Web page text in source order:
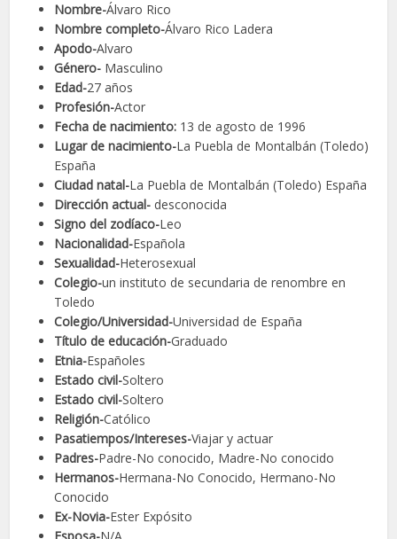
Nombre-Álvaro Rico
Nombre completo-Álvaro Rico Ladera
Apodo-Alvaro
Género- Masculino
Edad-27 años
Profesión-Actor
Fecha de nacimiento: 13 de agosto de 1996
Lugar de nacimiento-La Puebla de Montalbán (Toledo)
España
Ciudad natal-La Puebla de Montalbán (Toledo) España
Dirección actual- desconocida
Signo del zodíaco-Leo
Nacionalidad-Española
Sexualidad-Heterosexual
Colegio-un instituto de secundaria de renombre en
Toledo
Colegio/Universidad-Universidad de España
Título de educación-Graduado
Etnia-Españoles
Estado civil-Soltero
Estado civil-Soltero
Religión-Católico
Pasatiempos/Intereses-Viajar y actuar
Padres-Padre-No conocido, Madre-No conocido
Hermanos-Hermana-No Conocido, Hermano-No
Conocido
Ex-Novia-Ester Expósito